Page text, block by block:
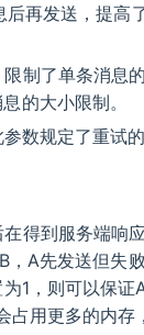
再发送，提高
制了单条消息
的大小限制。
数规定了重试的
得到服务端响
A先发送但失
1，则可以保
用更多的内存